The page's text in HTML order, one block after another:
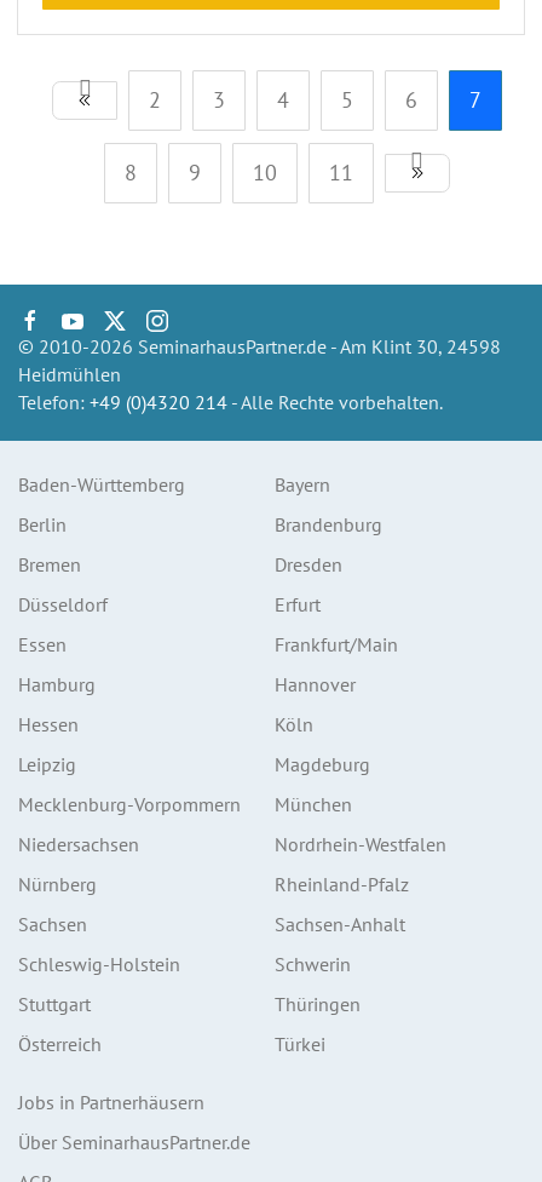
2 3 4 5 6 7
8 9 10 11
© 2010-2026 SeminarhausPartner.de - Am Klint 30, 24598
Heidmühlen
Telefon: +49 (0)4320 214 - Alle Rechte vorbehalten.
Baden-Württemberg
Bayern
Berlin
Brandenburg
Bremen
Dresden
Düsseldorf
Erfurt
Essen
Frankfurt/Main
Hamburg
Hannover
Hessen
Köln
Leipzig
Magdeburg
Mecklenburg-Vorpommern
München
Niedersachsen
Nordrhein-Westfalen
Nürnberg
Rheinland-Pfalz
Sachsen
Sachsen-Anhalt
Schleswig-Holstein
Schwerin
Stuttgart
Thüringen
Österreich
Türkei
Jobs in Partnerhäusern
Über SeminarhausPartner.de